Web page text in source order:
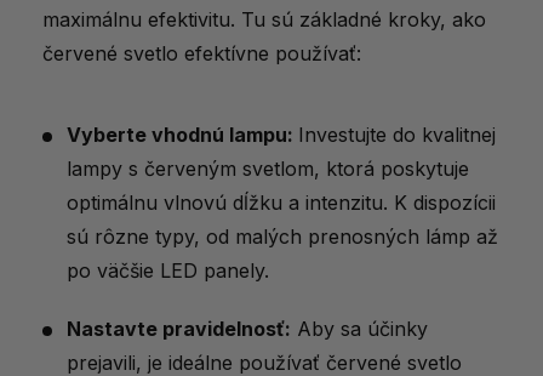
maximálnu efektivitu. Tu sú základné kroky, ako
červené svetlo efektívne používať:
Vyberte vhodnú lampu: Investujte do kvalitnej
lampy s červeným svetlom, ktorá poskytuje
optimálnu vlnovú dĺžku a intenzitu. K dispozícii
sú rôzne typy, od malých prenosných lámp až
po väčšie LED panely.
Nastavte pravidelnosť: Aby sa účinky
prejavili, je ideálne používať červené svetlo